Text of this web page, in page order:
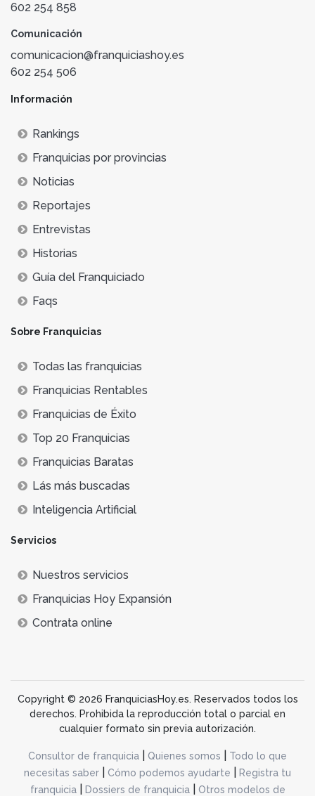
602 254 858
Comunicación
comunicacion@franquiciashoy.es
602 254 506
Información
Rankings
Franquicias por provincias
Noticias
Reportajes
Entrevistas
Historias
Guía del Franquiciado
Faqs
Sobre Franquicias
Todas las franquicias
Franquicias Rentables
Franquicias de Éxito
Top 20 Franquicias
Franquicias Baratas
Lás más buscadas
Inteligencia Artificial
Servicios
Nuestros servicios
Franquicias Hoy Expansión
Contrata online
Copyright © 2026 FranquiciasHoy.es. Reservados todos los
derechos. Prohibida la reproducción total o parcial en
cualquier formato sin previa autorización.
Consultor de franquicia Quienes somos
Todo lo que
necesitas saber
Cómo podemos ayudarte
Registra tu
franquicia| Dossiers de franquicia| Otros modelos de